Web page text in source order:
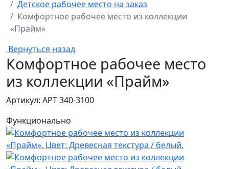
Детское рабочее место на заказ
Комфортное рабочее место из коллекции
«Прайм»
Вернуться назад
Комфортное рабочее место
из коллекции «Прайм»
Артикул: АРТ 340-3100
Функционально